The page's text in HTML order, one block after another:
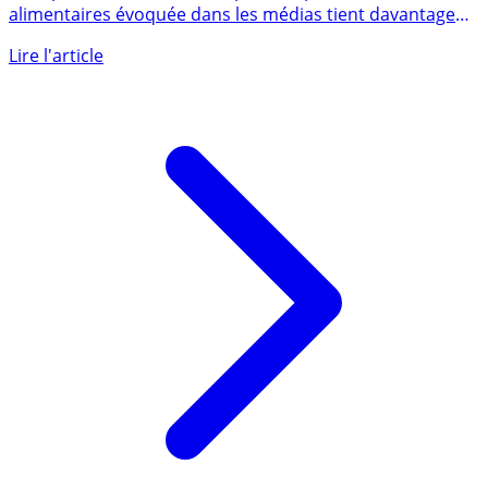
Effet placebo, la baisse des prix des produits
alimentaires évoquée dans les médias tient davantage